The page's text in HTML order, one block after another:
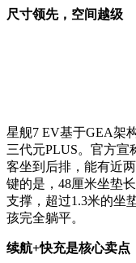
尺寸领先，空间越级
星舰7 EV基于GEA架
三代元PLUS。官方宣
客坐到后排，能有近
键的是，48厘米坐垫
支撑，超过1.3米的坐
孩完全躺平。
续航+快充是核心卖点